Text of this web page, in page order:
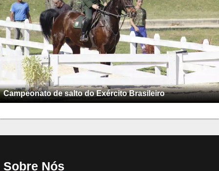
Campeonato de salto do Exército Brasileiro
Sobre Nós